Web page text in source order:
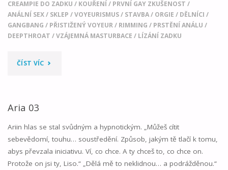
CREAMPIE DO ZADKU / KOUŘENÍ / PRVNÍ GAY ZKUŠENOST /
ANÁLNÍ SEX/ SKLEP /VOYEURISMUS/ STAVBA/ ORGIE / DĚLNÍCI /
GANGBANG / PŘISTIŽENÝ VOYEUR/ RIMMING / PRSTĚNÍ ANÁLU /
DEEPTHROAT /VZÁJEMNÁ MASTURBACE / LÍZÁNÍ ZADKU
ČÍST VÍC"HLEDÁNÍ
Aria 03
Ariin hlas se stal svůdným a hypnotickým. „Můžeš cítit
sebevědomí, touhu… soustředění. Způsob, jakým tě tlačí k tomu,
abys převzala iniciativu. Ví, co chce. A ty chceš to, co chce on.
Protože on jsi ty, Liso.“ „Dělá mě to neklidnou… a podrážděnou.“